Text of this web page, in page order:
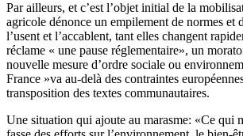
Par ailleurs, et c’est l’objet initial de la
agricole dénonce un empilement de normes et
l’usent et l’accablent, tant elles changent
réclame « une pause réglementaire», un
nouvelle mesure d’ordre sociale ou
France »va au-delà des contraintes
transposition des textes communautaires.
Une situation qui ajoute au marasme: «Ce qui